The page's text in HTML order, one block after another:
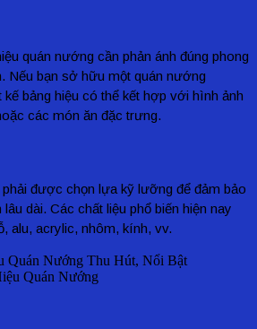
quán nướng cần phản ánh đúng phong
Nếu bạn sở hữu một quán nướng
bảng hiệu có thể kết hợp với hình ảnh
các món ăn đặc trưng.
phải được chọn lựa kỹ lưỡng để đảm bảo
dài. Các chất liệu phổ biến hiện nay
alu, acrylic, nhôm, kính, vv.
Quán Nướng